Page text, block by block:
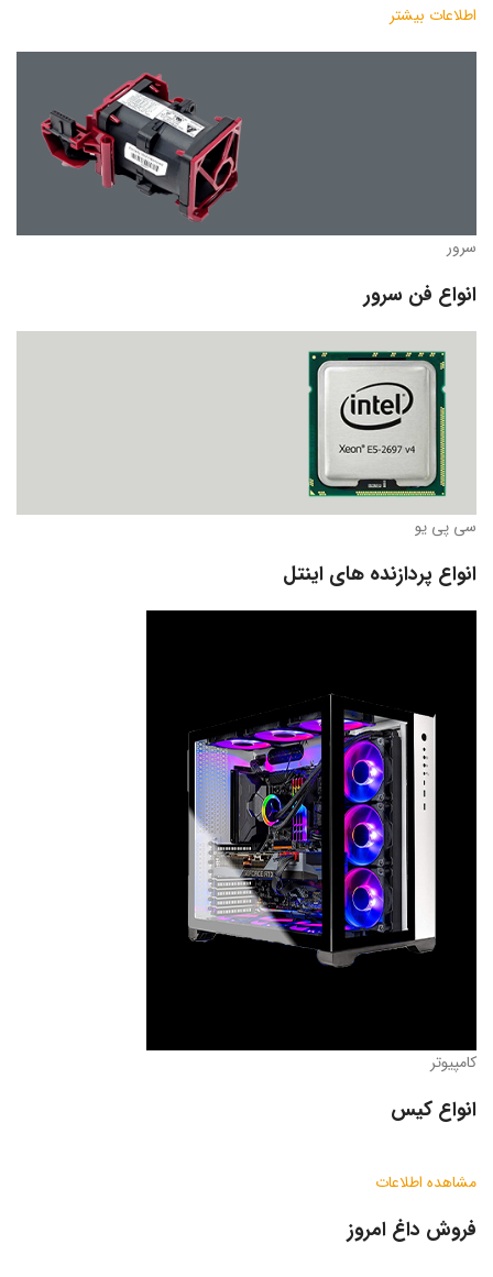
اطلاعات بیشتر
سرور
انواع فن سرور
سی پی یو
انواع پردازنده های اینتل
کامپیوتر
انواع کیس
مشاهده اطلاعات
فروش داغ امروز